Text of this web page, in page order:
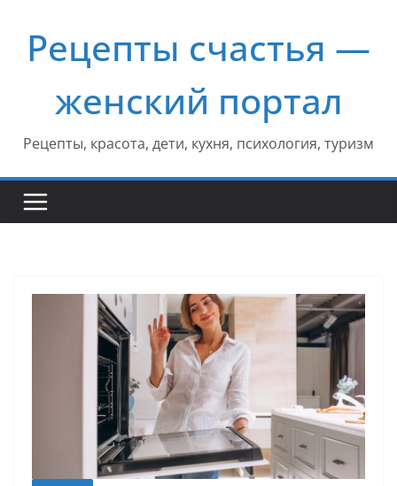
содержимому
Рецепты счастья —
женский портал
Рецепты, красота, дети, кухня, психология, туризм